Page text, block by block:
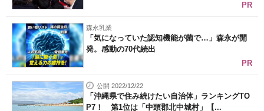
製造業のIT導入・活用を支援
モノづくり技術者専門サイト
エレクトロニクス専門サイト
電子設計の基本と応用
PR
森永乳業
「気になっていた認知機能が菌で…」森永が開
発。感動の70代続出
PR
公開 2022/12/22
「沖縄県で住み続けたい自治体」ランキングTO
P7！ 第1位は「中頭郡北中城村」【...